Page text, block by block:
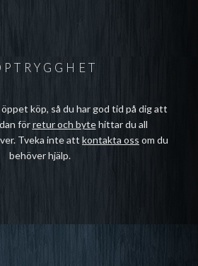
köp, så du har god tid på dig att
förretur och bytehittar du all
Tveka inte att kontakta oss om du
behöver hjälp.